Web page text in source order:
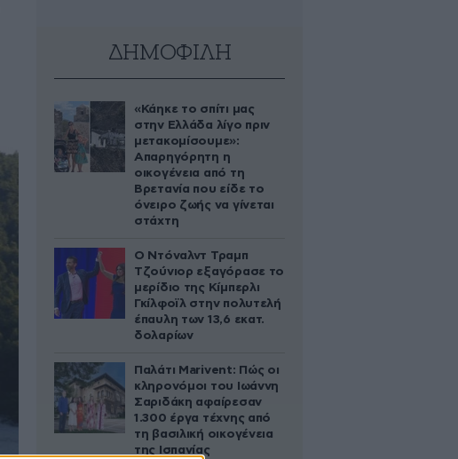
ΔΗΜΟΦΙΛΗ
«Κάηκε το σπίτι μας
στην Ελλάδα λίγο πριν
μετακομίσουμε»:
Απαρηγόρητη η
οικογένεια από τη
Βρετανία που είδε το
όνειρο ζωής να γίνεται
στάχτη
Ο Ντόναλντ Τραμπ
Τζούνιορ εξαγόρασε το
μερίδιο της Κίμπερλι
Γκίλφοϊλ στην πολυτελή
έπαυλη των 13,6 εκατ.
δολαρίων
Παλάτι Marivent: Πώς οι
κληρονόμοι του Ιωάννη
Σαριδάκη αφαίρεσαν
1.300 έργα τέχνης από
τη βασιλική οικογένεια
της Ισπανίας